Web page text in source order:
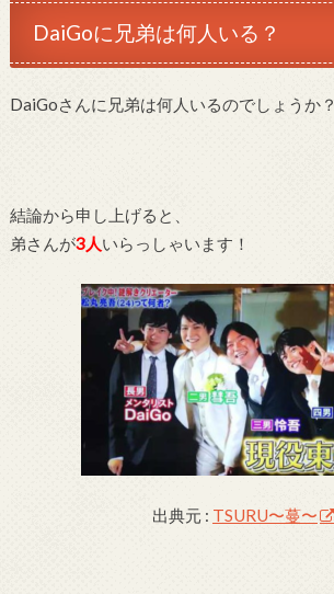
DaiGoに兄弟は何人いる？
DaiGoさんに兄弟は何人いるのでしょうか？
結論から申し上げると、
弟さんが3人いらっしゃいます！
出典元 : TSURU〜蔓〜